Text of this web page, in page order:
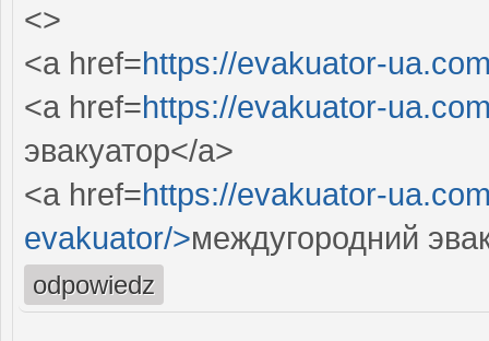
<>
<a href=https://evakuator-
<a href=https://evakuator-
эвакуатор</a>
<a href=https://evakuator-
evakuator/>междугородний
odpowiedz